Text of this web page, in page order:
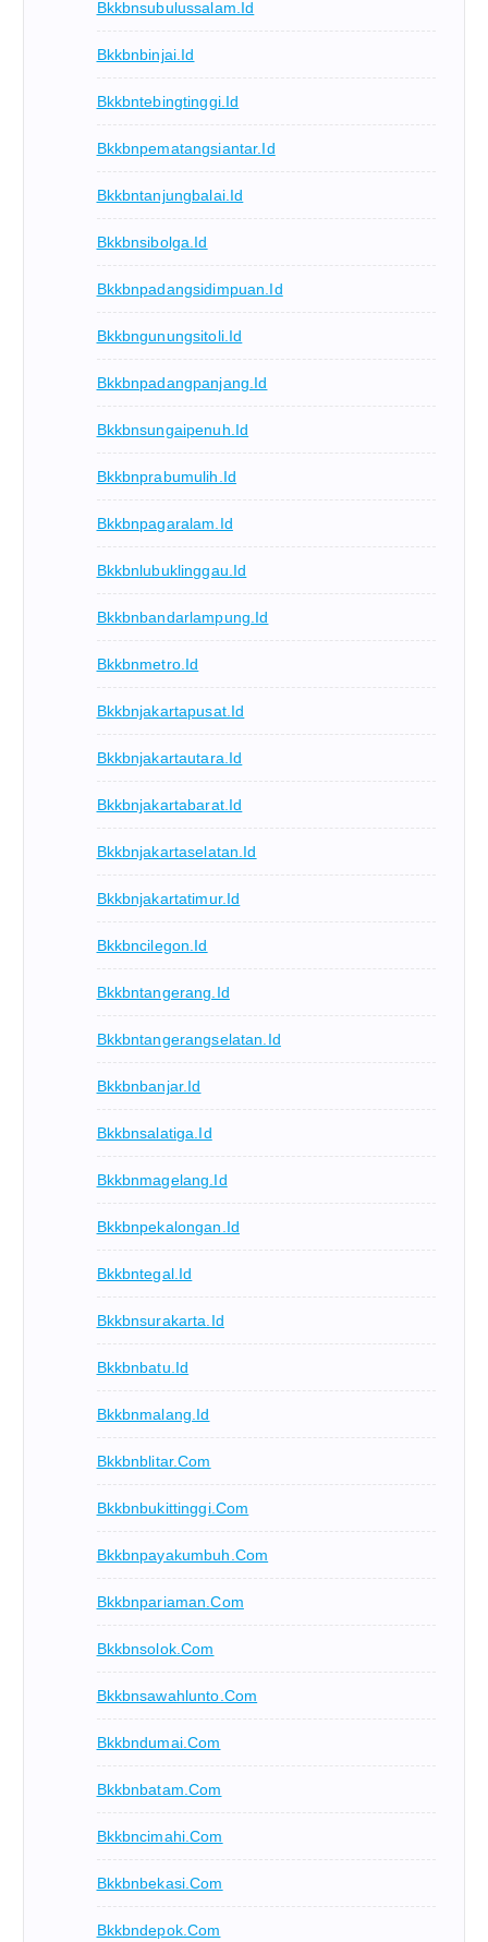
Bkkbnsubulussalam.id
Bkkbnbinjai.id
Bkkbntebingtinggi.id
Bkkbnpematangsiantar.id
Bkkbntanjungbalai.id
Bkkbnsibolga.id
Bkkbnpadangsidimpuan.id
Bkkbngunungsitoli.id
Bkkbnpadangpanjang.id
Bkkbnsungaipenuh.id
Bkkbnprabumulih.id
Bkkbnpagaralam.id
Bkkbnlubuklinggau.id
Bkkbnbandarlampung.id
Bkkbnmetro.id
Bkkbnjakartapusat.id
Bkkbnjakartautara.id
Bkkbnjakartabarat.id
Bkkbnjakartaselatan.id
Bkkbnjakartatimur.id
Bkkbncilegon.id
Bkkbntangerang.id
Bkkbntangerangselatan.id
Bkkbnbanjar.id
Bkkbnsalatiga.id
Bkkbnmagelang.id
Bkkbnpekalongan.id
Bkkbntegal.id
Bkkbnsurakarta.id
Bkkbnbatu.id
Bkkbnmalang.id
Bkkbnblitar.com
Bkkbnbukittinggi.com
Bkkbnpayakumbuh.com
Bkkbnpariaman.com
Bkkbnsolok.com
Bkkbnsawahlunto.com
Bkkbndumai.com
Bkkbnbatam.com
Bkkbncimahi.com
Bkkbnbekasi.com
Bkkbndepok.com